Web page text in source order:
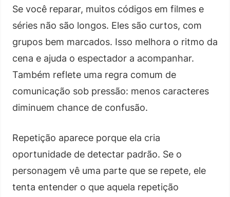
Se você reparar, muitos códigos em filmes e
séries não são longos. Eles são curtos, com
grupos bem marcados. Isso melhora o ritmo da
cena e ajuda o espectador a acompanhar.
Também reflete uma regra comum de
comunicação sob pressão: menos caracteres
diminuem chance de confusão.
Repetição aparece porque ela cria
oportunidade de detectar padrão. Se o
personagem vê uma parte que se repete, ele
tenta entender o que aquela repetição